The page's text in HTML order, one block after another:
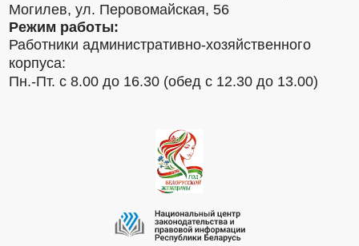
Могилев, ул. Перовомайская, 56
Режим работы:
Работники административно-хозяйственного
корпуса:
Пн.-Пт. с 8.00 до 16.30 (обед с 12.30 до 13.00)